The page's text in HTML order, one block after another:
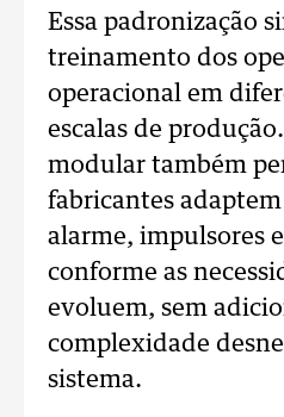
Essa padronização
treinamento dos
operacional em
escalas de
modular também
fabricantes
alarme, impulsores
conforme as
evoluem, sem
complexidade
sistema.